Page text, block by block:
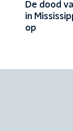
De dood
in
op